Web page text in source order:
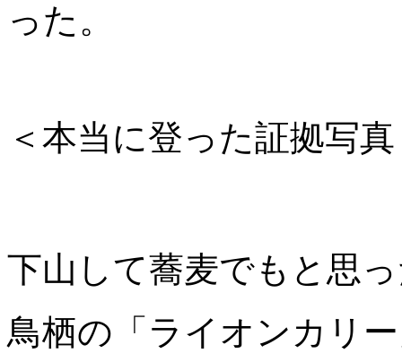
った。
＜本当に登った証拠写
下山して蕎麦でもと思
鳥栖の「ライオンカリ